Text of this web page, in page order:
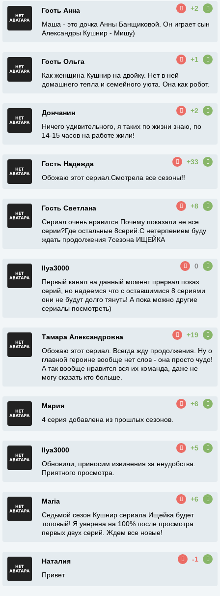
Гость Анна
+2
Маша - это дочка Анны Банщиковой. Он играет сын
Александры Кушнир - Мишу)
Гость Ольга
+1
Как женщина Кушнир на двойку. Нет в ней
домашнего тепла и семейного уюта. Она как робот.
Дончанин
+2
Ничего удивительного, я таких по жизни знаю, по
14-15 часов на работе жили!
Гость Надежда
+33
Обожаю этот сериал.Смотрела все сезоны!!
Гость Светлана
+8
Сериал очень нравится.Почему показали не все
серии?Где остальные 8серий.С нетерпением буду
ждать продолжения 7сезона ИЩЕЙКА
Ilya3000
0
Первый канал на данный момент прервал показ
серий, но надеемся что с оставшимися 8 сериями
они не будут долго тянуть! А пока можно другие
сериалы посмотреть)
Тамара Александровна
+19
Обожаю этот сериал. Всегда жду продолжения. Ну о
главной героине вообще нет слов - она просто чудо!
А так вообще нравится вся их команда, даже не
могу сказать кто больше.
Мария
+6
4 серия добавлена из прошлых сезонов.
Ilya3000
+5
Обновили, приносим извинения за неудобства.
Приятного просмотра.
Maria
+6
Седьмой сезон Кушнир сериала Ищейка будет
топовый! Я уверена на 100% после просмотра
первых двух серий. Ждем все новые!
Наталия
-1
Привет